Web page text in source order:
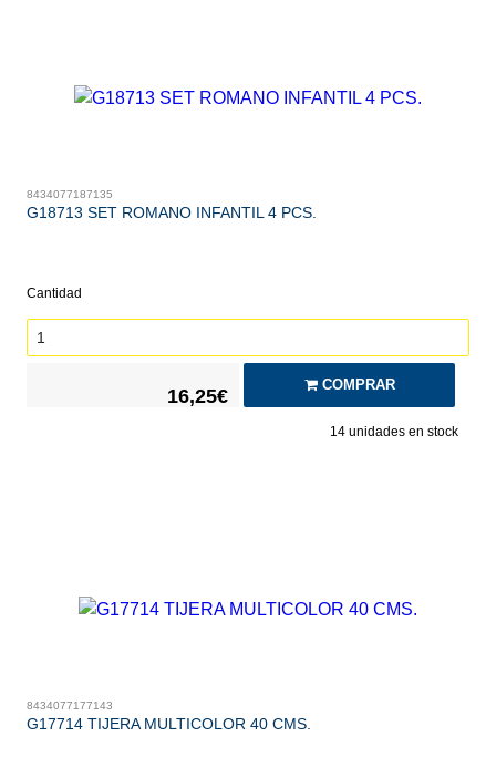
8434077187135
G18713 SET ROMANO INFANTIL 4 PCS.
Cantidad
16,25€
COMPRAR
14unidades en stock
8434077177143
G17714 TIJERA MULTICOLOR 40 CMS.